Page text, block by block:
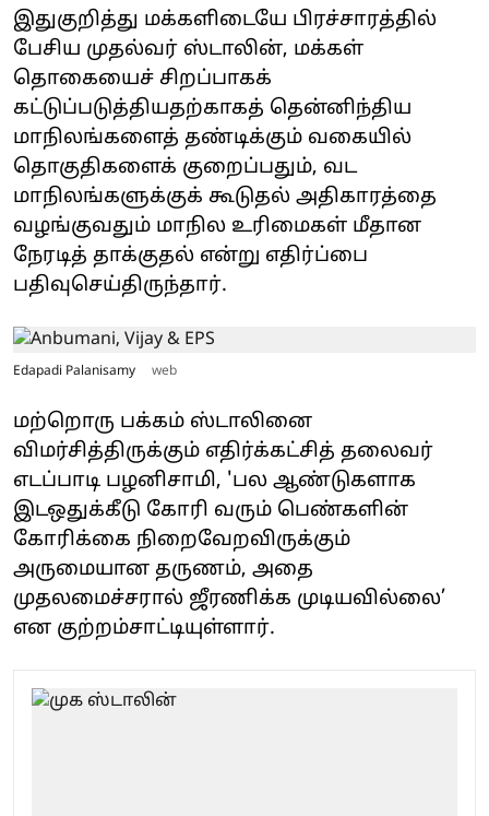
இதுகுறித்து மக்களிடையே பிரச்சாரத்தில்
பேசிய முதல்வர் ஸ்டாலின், மக்கள்
தொகையைச் சிறப்பாகக்
கட்டுப்படுத்தியதற்காகத் தென்னிந்திய
மாநிலங்களைத் தண்டிக்கும் வகையில்
தொகுதிகளைக் குறைப்பதும், வட
மாநிலங்களுக்குக் கூடுதல் அதிகாரத்தை
வழங்குவதும் மாநில உரிமைகள் மீதான
நேரடித் தாக்குதல் என்று எதிர்ப்பை
பதிவுசெய்திருந்தார்.
Edapadi Palanisamy web
மற்றொரு பக்கம் ஸ்டாலினை
விமர்சித்திருக்கும் எதிர்க்கட்சித் தலைவர்
எடப்பாடி பழனிசாமி, 'பல ஆண்டுகளாக
இடஒதுக்கீடு கோரி வரும் பெண்களின்
கோரிக்கை நிறைவேறவிருக்கும்
அருமையான தருணம், அதை
முதலமைச்சரால் ஜீரணிக்க முடியவில்லை’
என குற்றம்சாட்டியுள்ளார்.